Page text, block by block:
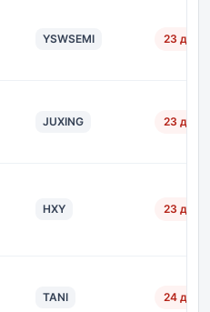
YSWSEMI 23 дн.
JUXING 23 дн.
HXY 23 дн.
TANI 24 дн.